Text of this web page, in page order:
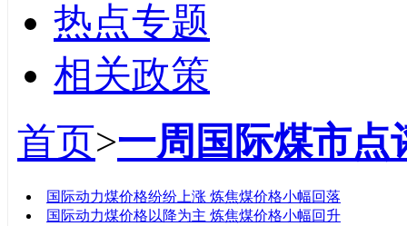
热点专题
相关政策
首页>一周国际煤市点
国际动力煤价格纷纷上涨 炼焦煤价格小幅回落
国际动力煤价格以降为主 炼焦煤价格小幅回升